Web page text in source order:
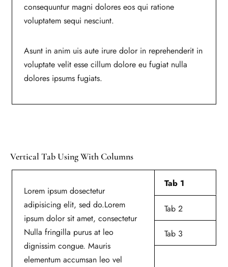
consequuntur magni dolores eos qui ratione
voluptatem sequi nesciunt.
Asunt in anim uis aute irure dolor in reprehenderit in
voluptate velit esse cillum dolore eu fugiat nulla
dolores ipsums fugiats.
Vertical Tab Using With Columns
Tab 1
Tab 2
Tab 3
Lorem ipsum dosectetur
adipisicing elit, sed do.Lorem
ipsum dolor sit amet, consectetur
Nulla fringilla purus at leo
dignissim congue. Mauris
elementum accumsan leo vel